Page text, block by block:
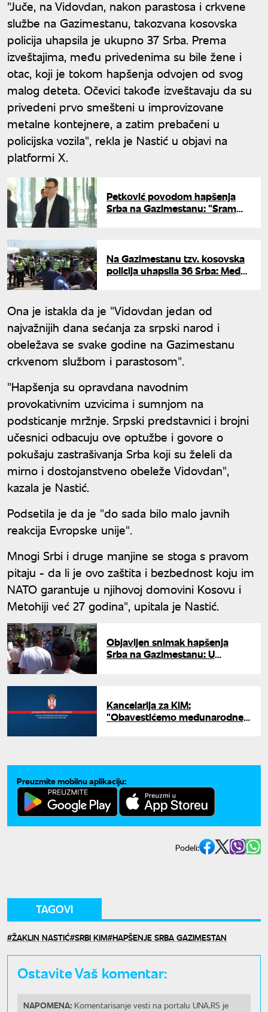
"Juče, na Vidovdan, nakon parastosa i crkvene
službe na Gazimestanu, takozvana kosovska
policija uhapsila je ukupno 37 Srba. Prema
izveštajima, među privedenima su bile žene i
otac, koji je tokom hapšenja odvojen od svog
malog deteta. Očevici takođe izveštavaju da su
privedeni prvo smešteni u improvizovane
metalne kontejnere, a zatim prebačeni u
policijska vozila", rekla je Nastić u objavi na
platformi X.
Petković povodom hapšenja
Srba na Gazimestanu: "Sram
Na Gazimestanu tzv. kosovska
policija uhapsila 36 Srba: Među
Ona je istakla da je "Vidovdan jedan od
najvažnijih dana sećanja za srpski narod i
obeležava se svake godine na Gazimestanu
crkvenom službom i parastosom".
"Hapšenja su opravdana navodnim
provokativnim uzvicima i sumnjom na
podsticanje mržnje. Srpski predstavnici i brojni
učesnici odbacuju ove optužbe i govore o
pokušaju zastrašivanja Srba koji su želeli da
mirno i dostojanstveno obeleže Vidovdan",
kazala je Nastić.
Podsetila je da je "do sada bilo malo javnih
reakcija Evropske unije".
Mnogi Srbi i druge manjine se stoga s pravom
pitaju - da li je ovo zaštita i bezbednost koju im
NATO garantuje u njihovoj domovini Kosovu i
Metohiji već 27 godina", upitala je Nastić.
Objavljen snimak hapšenja
Srba na Gazimestanu: U
Kancelarija za KiM:
"Obavestićemo međunarodne
Preuzmite mobilnu aplikaciju:
Podeli:
TAGOVI
ŽAKLIN NASTIĆ SRBI KIM HAPŠENJE SRBA GAZIMESTAN
Ostavite Vaš komentar:
NAPOMENA: Komentarisanje vesti na portalu UNA.RS je